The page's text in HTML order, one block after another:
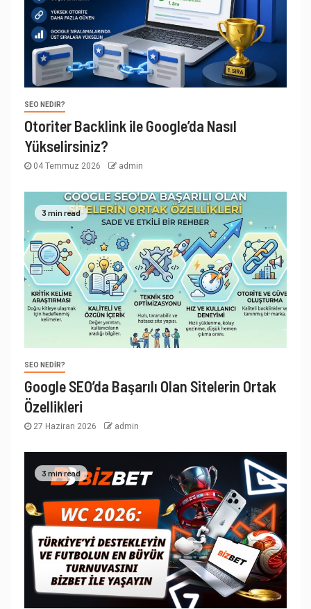
SEO NEDIR?
Otoriter Backlink ile Google’da Nasıl
Yükselirsiniz?
04 Temmuz 2026 admin
3 min read
SEO NEDIR?
Google SEO’da Başarılı Olan Sitelerin Ortak
Özellikleri
27 Haziran 2026 admin
3 min read